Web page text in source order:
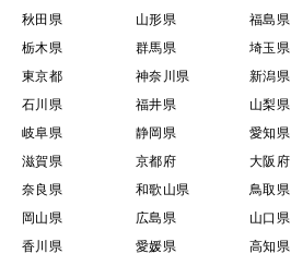
秋田県
山形県 福島県
栃木県
群馬県 埼玉県
東京都
神奈川県 新潟県
石川県
福井県 山梨県
岐阜県
静岡県 愛知県
滋賀県
京都府 大阪府
奈良県
和歌山県 鳥取県
岡山県
広島県 山口県
香川県
愛媛県 高知県